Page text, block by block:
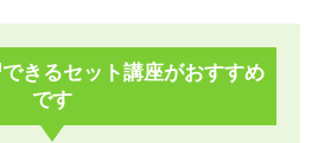
きるセット講座がおすすめ
です